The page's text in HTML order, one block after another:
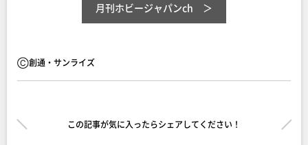
月刊ホビージャパンch
Ⓒ創通・サンライズ
この記事が気に入ったらシェアしてください！